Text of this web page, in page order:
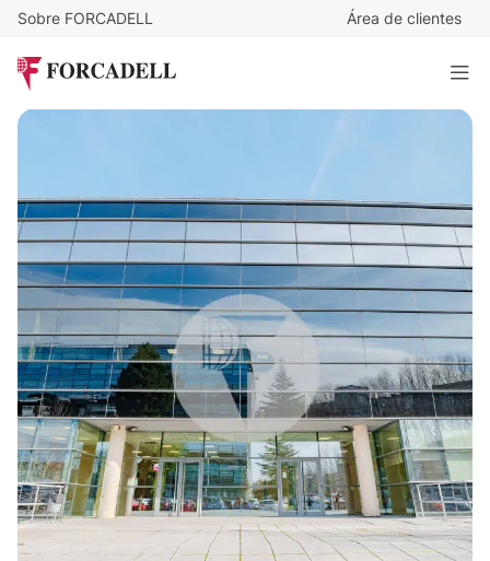
Sobre FORCADELL Área de clientes
Oficina alquiler Madrid - Calle Valportillo I – Alcobendas
303 m²